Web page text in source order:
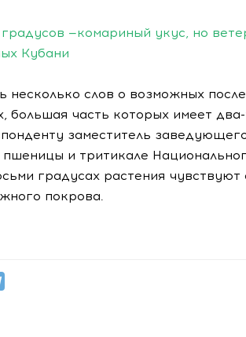
—комариный укус, но
Кубани
несколько слов о возможных
большая часть которых имеет
заместитель
пшеницы и тритикале
градусах растения
покрова.